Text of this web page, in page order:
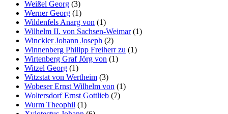
Weißel Georg (3)
Werner Georg (1)
Wildenfels Anarg von (1)
Wilhelm II. von Sachsen-Weimar(1)
Winckler Johann Joseph (2)
Winnenberg Philipp Freiherr zu (1)
Wirtenberg Graf Jörg von (1)
Witzel Georg (1)
Witzstat von Wertheim (3)
Wobeser Ernst Wilhelm von (1)
Woltersdorf Ernst Gottlieb (7)
Wurm Theophil (1)